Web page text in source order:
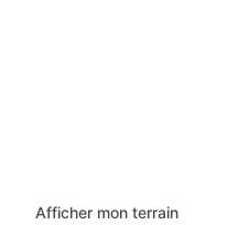
Afficher mon terrain